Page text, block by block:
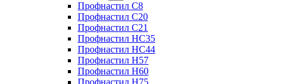
Профнастил C8
Профнастил C20
Профнастил C21
Профнастил HC35
Профнастил HC44
Профнастил H57
Профнастил H60
Профнастил H75